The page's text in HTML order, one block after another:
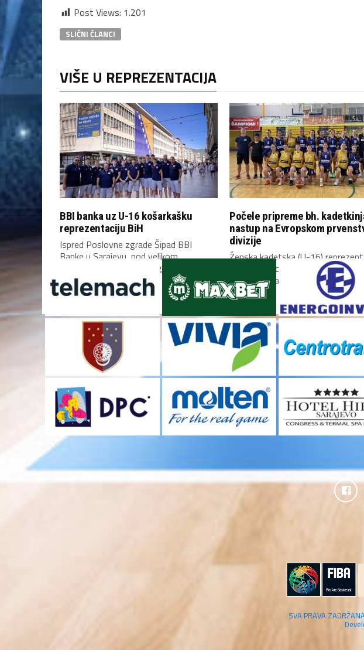
Post Views: 1.201
SLIČNI ČLANCI
VIŠE U REPREZENTACIJA
BBI banka uz U-16 košarkašku
reprezentaciju BiH
Ispred Poslovne zgrade Šipad BBI
Banke u Sarajevu, pod velikom
zastavom Bosne i Hercegovine,...
Počele pripreme bh.
nastup na Evropskom
divizije
Ženska kadetska (U-16)
Bosne i Hercegovine okupila se
Mostaru i započela...
SVA PRAVA